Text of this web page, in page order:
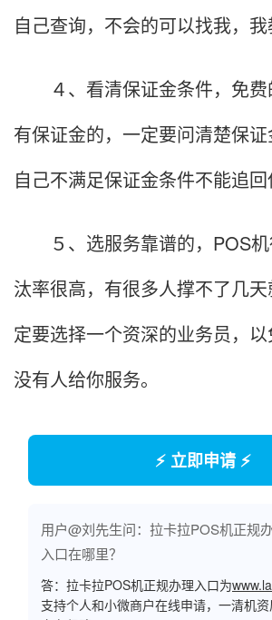
自己查询，不会的可以找我，
４、看清保证金条件，免费
有保证金的，一定要问清楚保
自己不满足保证金条件不能追回
５、选服务靠谱的，POS机
汰率很高，有很多人撑不了几
定要选择一个资深的业务员，
没有人给你服务。
⚡ 立即申请 ⚡
用户@刘先生问：拉卡拉POS机正规
入口在哪里？
答：拉卡拉POS机正规办理入口为
支持个人和小微商户在线申请，一清机